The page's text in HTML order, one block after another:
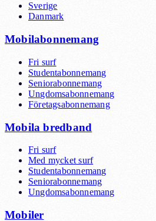
Sverige
Danmark
Mobilabonnemang
Fri surf
Studentabonnemang
Seniorabonnemang
Ungdomsabonnemang
Företagsabonnemang
Mobila bredband
Fri surf
Med mycket surf
Studentabonnemang
Seniorabonnemang
Ungdomsabonnemang
Mobiler